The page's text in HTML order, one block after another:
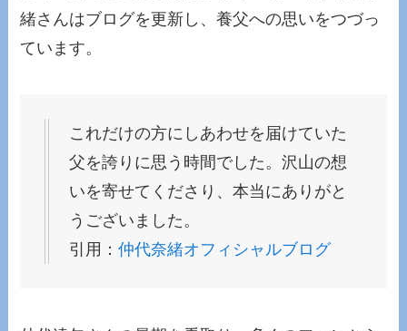
緒さんはブログを更新し、養父への思いをつづっ
ています。
これだけの方にしあわせを届けていた
父を誇りに思う時間でした。沢山の想
いを寄せてくださり、本当にありがと
うございました。
引用：仲代奈緒オフィシャルブログ